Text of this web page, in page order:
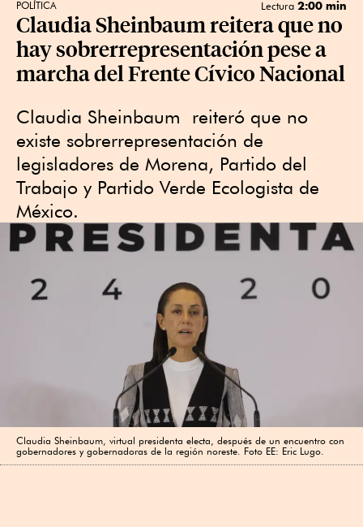
POLÍTICA Lectura 2:00 min
Claudia Sheinbaum reitera que no
hay sobrerrepresentación pese a
marcha del Frente Cívico Nacional
Claudia Sheinbaum reiteró que no
existe sobrerrepresentación de
legisladores de Morena, Partido del
Trabajo y Partido Verde Ecologista de
México.
Claudia Sheinbaum, virtual presidenta electa, después de un encuentro con
gobernadores y gobernadoras de la región noreste. Foto EE: Eric Lugo.